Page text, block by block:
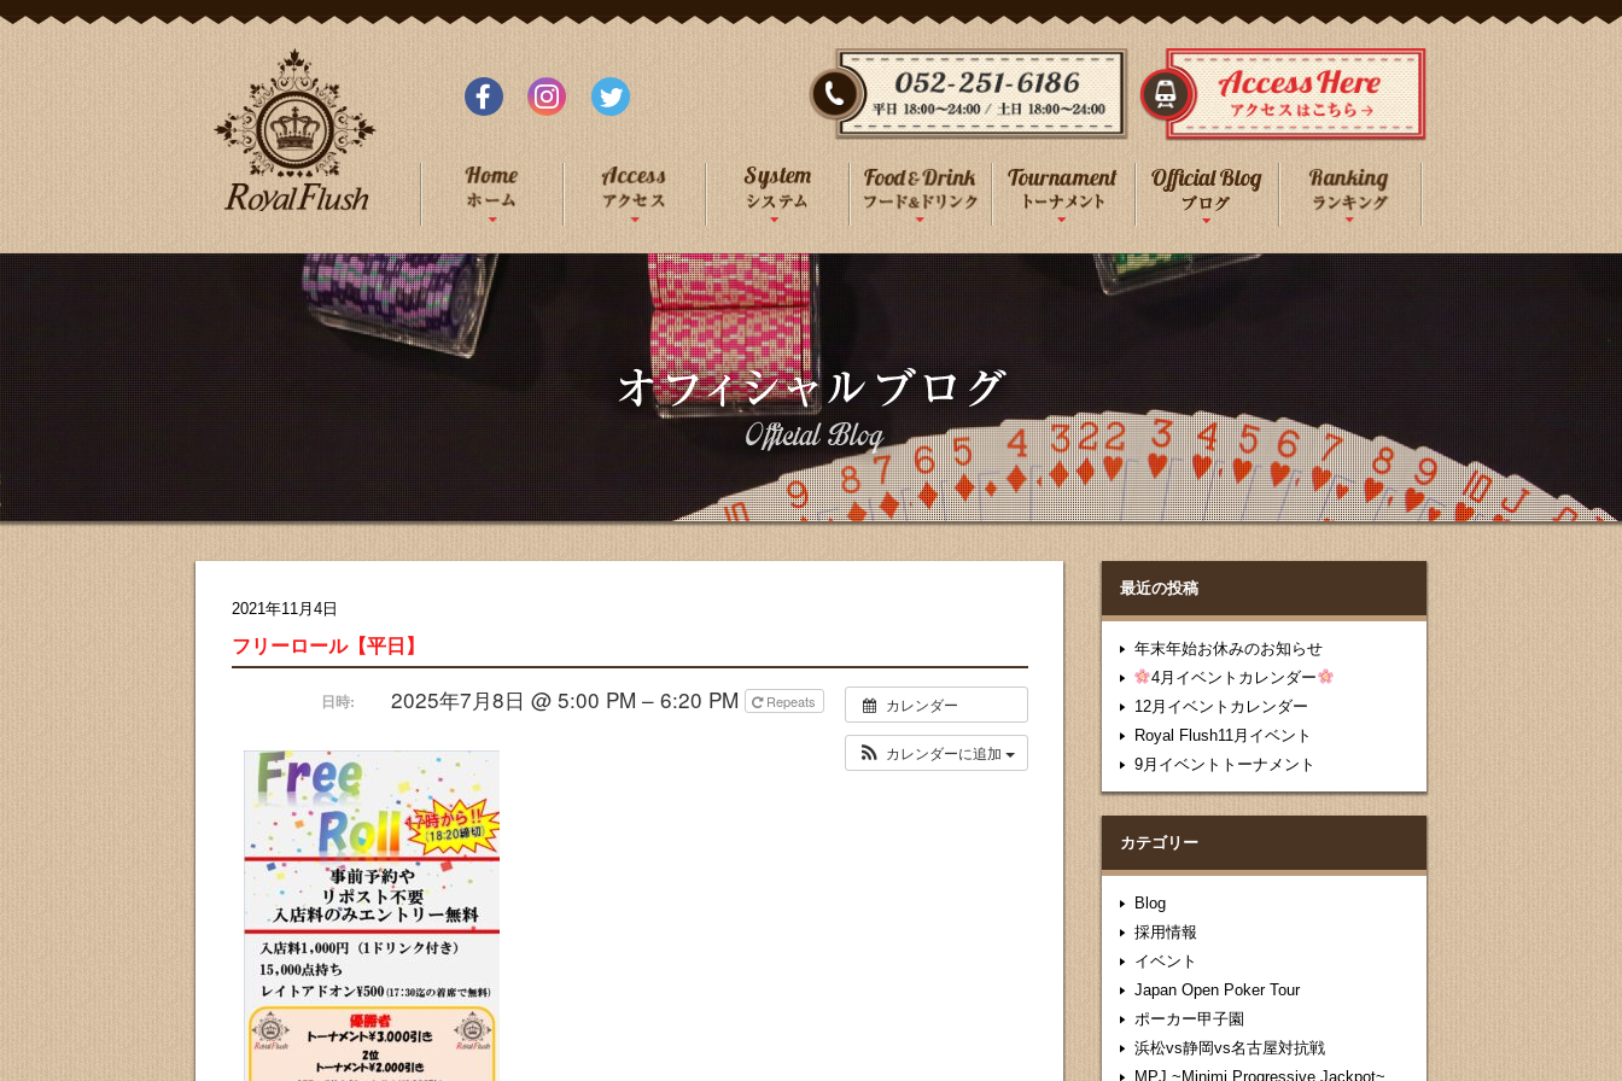
2021年11月4日
フリーロール【平日】
カレンダー
カレンダーに追加
日時: 2025年7月8日 @ 5:00 PM – 6:20 PM Repeats
最近の投稿
年末年始お休みのお知らせ
4月イベントカレンダー
12月イベントカレンダー
Royal Flush11月イベント
9月イベントトーナメント
カテゴリー
Blog
採用情報
イベント
Japan Open Poker Tour
ポーカー甲子園
浜松vs静岡vs名古屋対抗戦
MPJ ~Minimi Progressive Jackpot~